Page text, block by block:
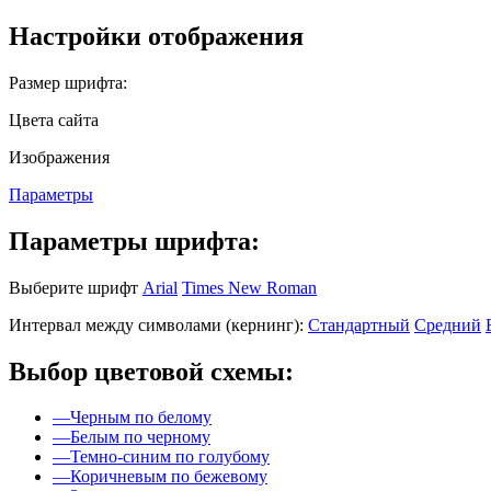
Настройки отображения
Размер шрифта:
Цвета сайта
Изображения
Параметры
Параметры шрифта:
Выберите шрифт Arial Times New Roman
Интервал между символами (кернинг): Стандартный Средний
Выбор цветовой схемы:
—Черным по белому
—Белым по черному
—Темно-синим по голубому
—Коричневым по бежевому